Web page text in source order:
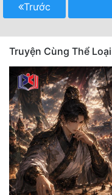
Ngôn Tình
Nữ Cường
Nữ Phụ
Phong Thủy - Tâm Linh
Phương Tây
Phản Phái
Quan Trường
Trước
Truyện Cùng Thể Loại